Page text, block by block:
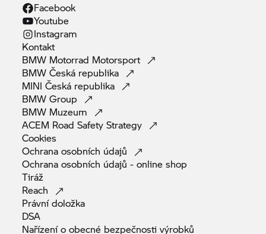
Facebook
Youtube
Instagram
Kontakt
BMW Motorrad Motorsport
BMW Česká republika
MINI Česká republika
BMWGroup
BMW Muzeum
ACEM Road SafetyStrategy
Cookies
Ochrana osobních údajů
Ochrana osobních údajů - onlineshop
Tiráž
Reach
Právnídoložka
DSA
Nařízení o obecné bezpečnostivýrobků